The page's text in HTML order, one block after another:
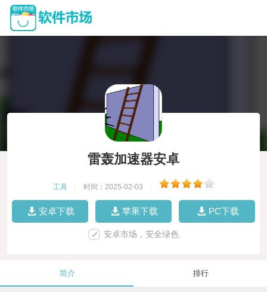
雷轰加速器安卓
工具 时间：2025-02-03
安卓下载 苹果下载 PC下载
安卓市场，安全绿色
简介 排行